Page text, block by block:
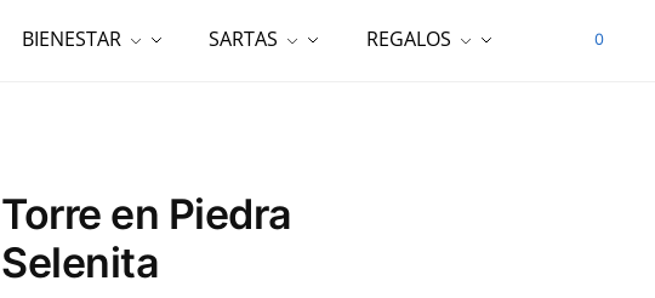
BIENESTAR SARTAS REGALOS 0
Torre en Piedra
Selenita